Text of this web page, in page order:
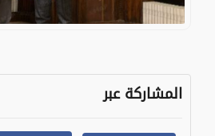
المشاركة عبر